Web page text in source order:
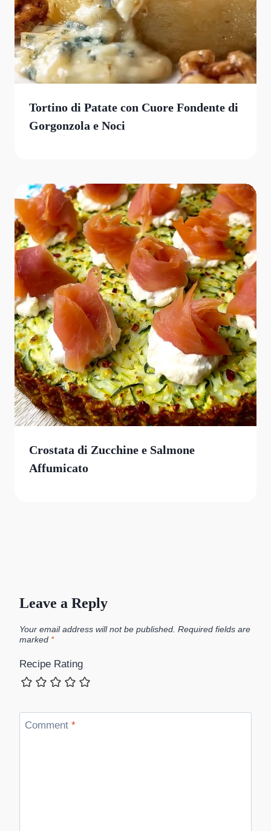
Tortino di Patate con Cuore Fondente di
Gorgonzola e Noci
Crostata di Zucchine e Salmone
Affumicato
Leave a Reply
Your email address will not be published. Required fields are
marked *
Recipe Rating
Comment *